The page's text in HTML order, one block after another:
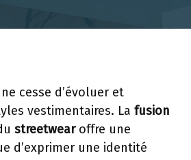
cesse d’évoluer et
vestimentaires. La fusion
streetwearoffre une
d’exprimer une identité